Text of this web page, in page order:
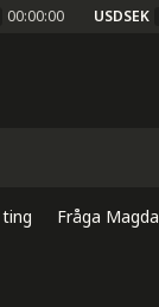
00:00:00 USDSEK
Fråga Magda